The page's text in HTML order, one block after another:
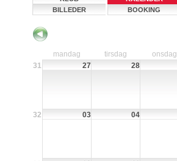
BILLEDER
BOOKING
mandag tirsdag onsdag
31
27 28
32 03 04